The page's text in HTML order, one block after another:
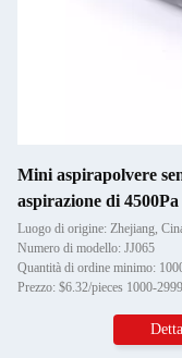
Mini aspirapolvere
aspirazione di
Luogo di origine: Zhejiang,
Numero di modello: JJ065
Quantità di ordine minimo:
Prezzo: $6.32/pieces 1000-